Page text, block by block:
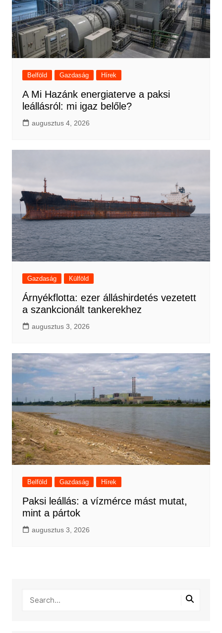
Belföld Gazdaság Hírek
A Mi Hazánk energiaterve a paksi
leállásról: mi igaz belőle?
augusztus 4, 2026
Gazdaság Külföld
Árnyékflotta: ezer álláshirdetés vezetett
a szankcionált tankerekhez
augusztus 3, 2026
Belföld Gazdaság Hírek
Paksi leállás: a vízmérce mást mutat,
mint a pártok
augusztus 3, 2026